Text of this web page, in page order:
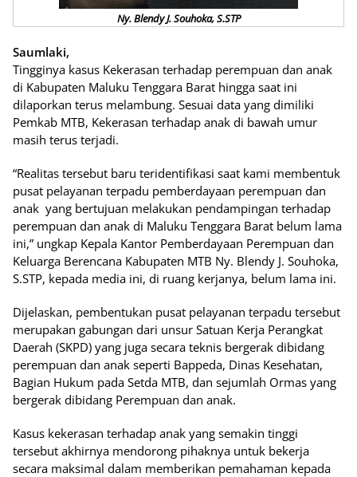
Ny. Blendy J. Souhoka, S.STP
Saumlaki,
Tingginya kasus Kekerasan terhadap perempuan dan anak
di Kabupaten Maluku Tenggara Barat hingga saat ini
dilaporkan terus melambung. Sesuai data yang dimiliki
Pemkab MTB, Kekerasan terhadap anak di bawah umur
masih terus terjadi.
“Realitas tersebut baru teridentifikasi saat kami membentuk
pusat pelayanan terpadu pemberdayaan perempuan dan
anak yang bertujuan melakukan pendampingan terhadap
perempuan dan anak di Maluku Tenggara Barat belum lama
ini,” ungkap Kepala Kantor Pemberdayaan Perempuan dan
Keluarga Berencana Kabupaten MTB Ny. Blendy J. Souhoka,
S.STP, kepada media ini, di ruang kerjanya, belum lama ini.
Dijelaskan, pembentukan pusat pelayanan terpadu tersebut
merupakan gabungan dari unsur Satuan Kerja Perangkat
Daerah (SKPD) yang juga secara teknis bergerak dibidang
perempuan dan anak seperti Bappeda, Dinas Kesehatan,
Bagian Hukum pada Setda MTB, dan sejumlah Ormas yang
bergerak dibidang Perempuan dan anak.
Kasus kekerasan terhadap anak yang semakin tinggi
tersebut akhirnya mendorong pihaknya untuk bekerja
secara maksimal dalam memberikan pemahaman kepada